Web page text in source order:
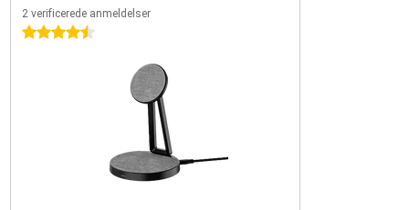
2 verificerede anmeldelser
4.5 stjerner